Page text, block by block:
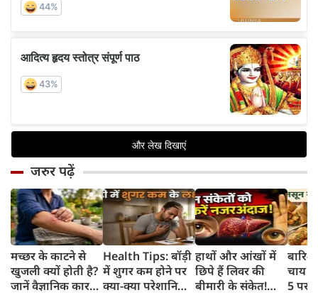
जरुर पढ़ें
मच्छर के काटने से
खुजली क्यों होती है?
जानें वैज्ञानिक कारण
Health Tips: बॉड़ी
में शुगर कम होने पर
क्या-क्या परेशानियां
हाथों और आंखों में
छिपे हैं लिवर की
बीमारी के संकेत!
चाय
5